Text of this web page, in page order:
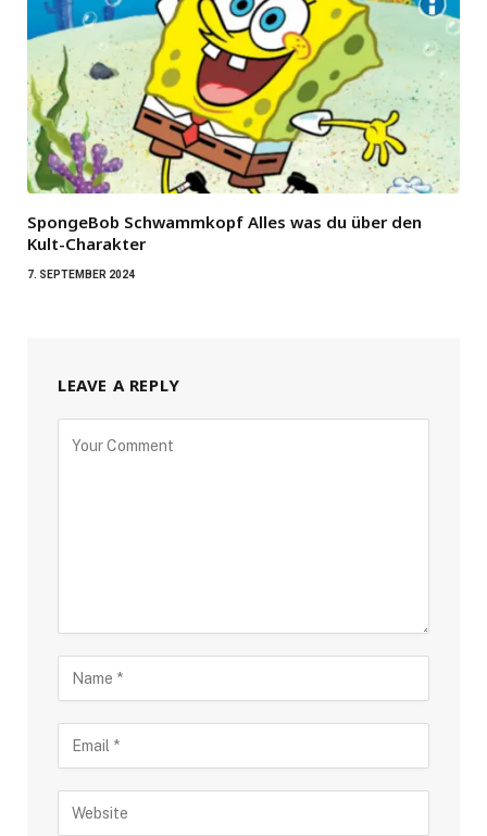
SpongeBob Schwammkopf Alles was du über den
Kult-Charakter
7. SEPTEMBER 2024
LEAVE A REPLY